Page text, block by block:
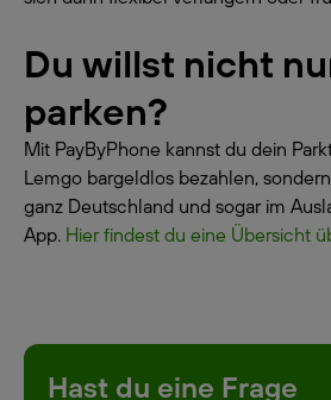
Du willst nicht
parken?
Mit PayByPhone kannst du dein
Lemgo bargeldlos bezahlen,
ganz Deutschland und sogar im
App. Hier findest du eine Übersicht
Hast du eine Frage